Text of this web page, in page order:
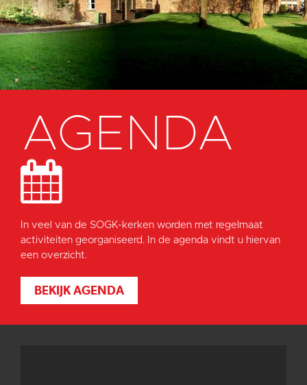
AGENDA
In veel van de SOGK-kerken worden met regelmaat
activiteiten georganiseerd. In de agenda vindt u hiervan
een overzicht.
BEKIJK AGENDA